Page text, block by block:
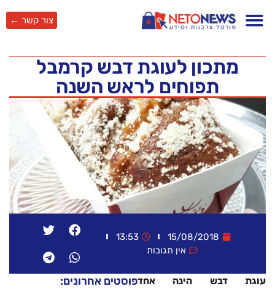
צור קשר ←
מתכון לעוגת דבש קרמבל
תפוחים לראש השנה
15/08/2018
13:53
אין תגובות
עוגת דבש הינה אחדפוסטים אחרונים: